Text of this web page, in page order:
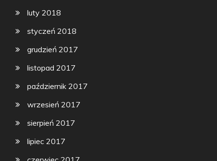
luty 2018
styczeń 2018
grudzień 2017
listopad 2017
październik 2017
wrzesień 2017
sierpień 2017
lipiec 2017